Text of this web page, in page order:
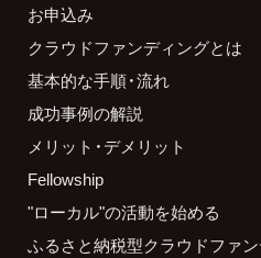
お申込み
クラウドファンディングとは
基本的な手順・流れ
成功事例の解説
メリット・デメリット
Fellowship
"ローカル"の活動を始める
ふるさと納税型クラウドファ